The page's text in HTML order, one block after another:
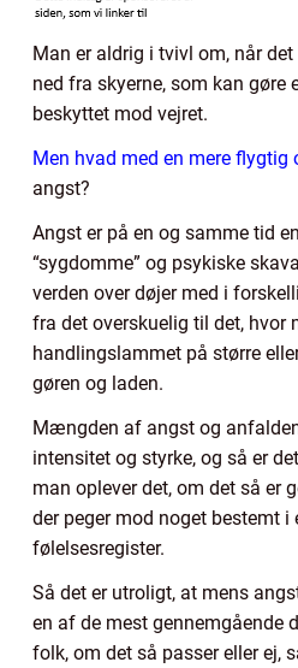
Man er aldrig i tvivl om, når
ned fra skyerne, som kan gøre
beskyttet mod vejret.
Men hvad med en mere
angst?
Angst er på en og samme tid
“sygdomme” og psykiske
verden over døjer med i
fra det overskuelig til det, hvor
handlingslammet på større
gøren og laden.
Mængden af angst og
intensitet og styrke, og så er
man oplever det, om det så er
der peger mod noget bestemt i
følelsesregister.
Så det er utroligt, at mens
en af de mest gennemgående
folk, om det så passer eller ej,